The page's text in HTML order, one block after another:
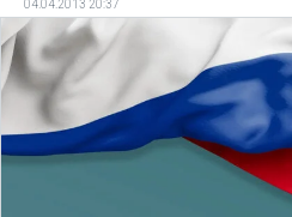
04.04.2013 20:37